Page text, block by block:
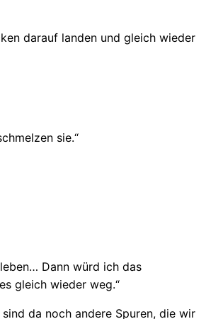
darauf landen und gleich wieder
sie.“
Dann würd ich das
gleich wieder weg.“
da noch andere Spuren, die wir